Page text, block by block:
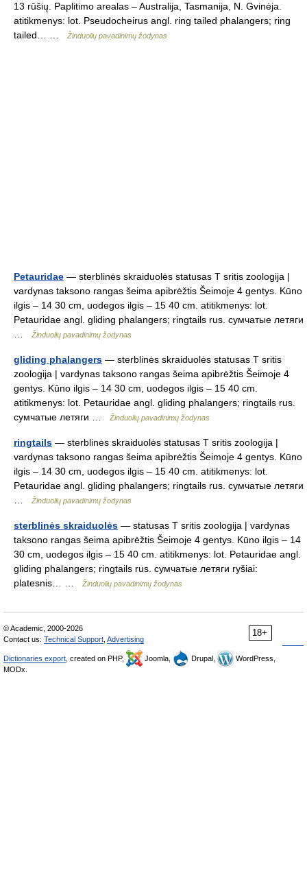
13 rūšių. Paplitimo arealas – Australija, Tasmanija, N. Gvinėja.
atitikmenys: lot. Pseudocheirus angl. ring tailed phalangers; ring
tailed… …
Žinduolių pavadinimų žodynas
Petauridae — sterblinės skraiduolės statusas T sritis zoologija |
vardynas taksono rangas šeima apibrėžtis Šeimoje 4 gentys. Kūno
ilgis – 14 30 cm, uodegos ilgis – 15 40 cm. atitikmenys: lot.
Petauridae angl. gliding phalangers; ringtails rus. сумчатые летяги
Žinduolių pavadinimų žodynas
gliding phalangers — sterblinės skraiduolės statusas T sritis
zoologija | vardynas taksono rangas šeima apibrėžtis Šeimoje 4
gentys. Kūno ilgis – 14 30 cm, uodegos ilgis – 15 40 cm.
atitikmenys: lot. Petauridae angl. gliding phalangers; ringtails rus.
сумчатые летяги …
Žinduolių pavadinimų žodynas
ringtails — sterblinės skraiduolės statusas T sritis zoologija |
vardynas taksono rangas šeima apibrėžtis Šeimoje 4 gentys. Kūno
ilgis – 14 30 cm, uodegos ilgis – 15 40 cm. atitikmenys: lot.
Petauridae angl. gliding phalangers; ringtails rus. сумчатые летяги
Žinduolių pavadinimų žodynas
sterblinės skraiduolės — statusas T sritis zoologija | vardynas
taksono rangas šeima apibrėžtis Šeimoje 4 gentys. Kūno ilgis – 14
30 cm, uodegos ilgis – 15 40 cm. atitikmenys: lot. Petauridae angl.
gliding phalangers; ringtails rus. сумчатые летяги ryšiai:
platesnis… …
Žinduolių pavadinimų žodynas
18+
© Academic, 2000-2026
Contact us: Technical Support Advertising
Dictionaries export , created on PHP, Joomla, Drupal,
WordPress,
MODx.